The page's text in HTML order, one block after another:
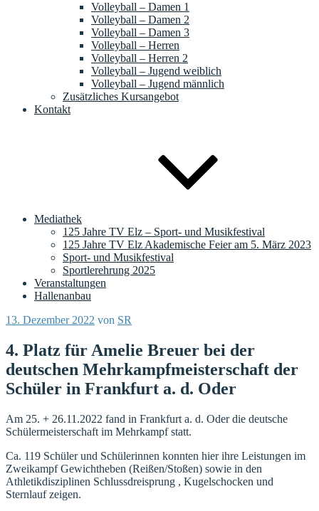
Volleyball – Damen 1
Volleyball – Damen 2
Volleyball – Damen 3
Volleyball – Herren
Volleyball – Herren 2
Volleyball – Jugend weiblich
Volleyball – Jugend männlich
Zusätzliches Kursangebot
Kontakt
Mediathek
125 Jahre TV Elz – Sport- und Musikfestival
125 Jahre TV Elz Akademische Feier am 5. März 2023
Sport- und Musikfestival
Sportlerehrung 2025
Veranstaltungen
Hallenanbau
Veröffentlicht
13. Dezember 2022 von SR
4. Platz für Amelie Breuer bei der
deutschen Mehrkampfmeisterschaft der
Schüler in Frankfurt a. d. Oder
Am 25. + 26.11.2022 fand in Frankfurt a. d. Oder die deutsche
Schülermeisterschaft im Mehrkampf statt.
Ca. 119 Schüler und Schülerinnen konnten hier ihre Leistungen im
Zweikampf Gewichtheben (Reißen/Stoßen) sowie in den
Athletikdisziplinen Schlussdreisprung , Kugelschocken und
Sternlauf zeigen.